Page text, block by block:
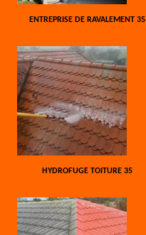
ENTREPRISE DE RAVALEMENT 35
HYDROFUGE TOITURE 35